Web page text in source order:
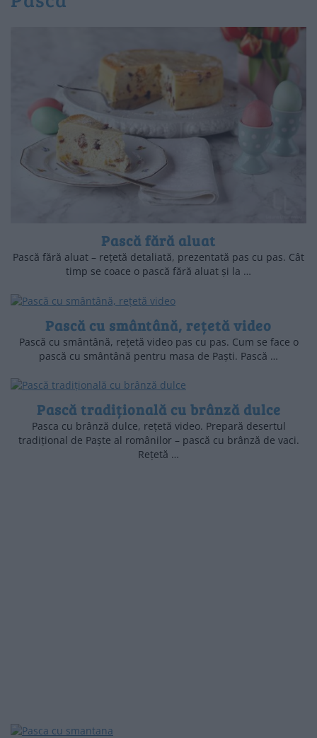
Pască fără aluat
Pască fără aluat – rețetă detaliată, prezentată pas cu pas. Cât
timp se coace o pască fără aluat și la …
Pască cu smântână, rețetă video
Pască cu smântână, rețetă video pas cu pas. Cum se face o
pască cu smântână pentru masa de Paști. Pască …
Pască tradițională cu brânză dulce
Pasca cu brânză dulce, rețetă video. Prepară desertul
tradițional de Paște al românilor – pască cu brânză de vaci.
Rețetă …